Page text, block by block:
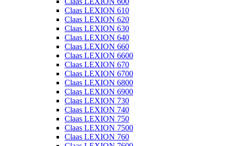
Claas LEXION 610
Claas LEXION 620
Claas LEXION 630
Claas LEXION 640
Claas LEXION 660
Claas LEXION 6600
Claas LEXION 670
Claas LEXION 6700
Claas LEXION 6800
Claas LEXION 6900
Claas LEXION 730
Claas LEXION 740
Claas LEXION 750
Claas LEXION 7500
Claas LEXION 760